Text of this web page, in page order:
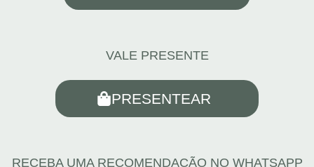
VALE PRESENTE
PRESENTEAR
RECEBA UMA RECOMENDAÇÃO NO WHATSAPP